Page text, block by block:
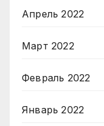
Апрель 2022
Март 2022
Февраль 2022
Январь 2022